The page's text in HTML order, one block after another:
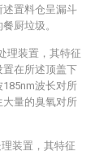
置料仓呈漏斗
厨垃圾。
理装置，其特征
在所述顶盖下
波长对所
量的臭氧对所
装置，其特征